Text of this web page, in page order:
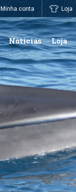
Minha conta Loja
Notícias Loja